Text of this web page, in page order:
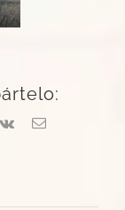
Vk
Correo